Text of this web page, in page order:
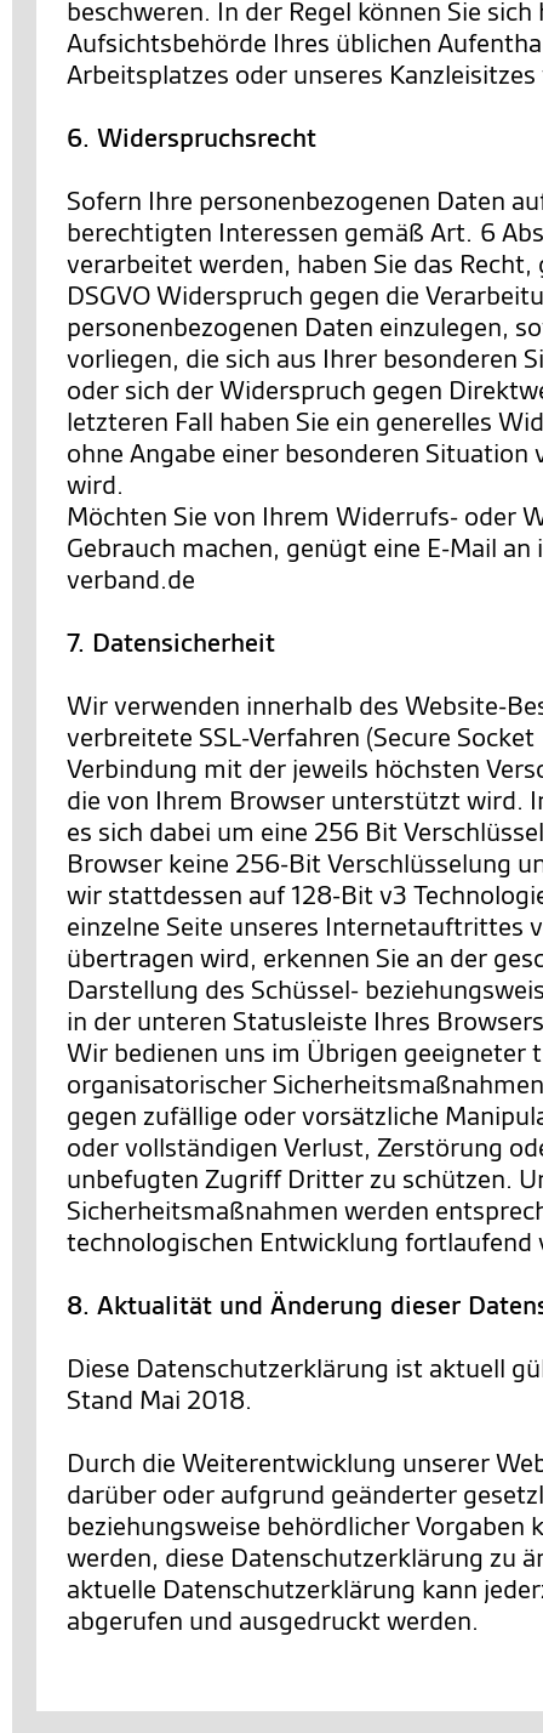
beschweren. In der Regel können Sie
Aufsichtsbehörde Ihres üblichen
Arbeitsplatzes oder unseres
6. Widerspruchsrecht
Sofern Ihre personenbezogenen Daten
berechtigten Interessen gemäß Art. 6
verarbeitet werden, haben Sie das Recht,
DSGVO Widerspruch gegen die
personenbezogenen Daten einzulegen,
vorliegen, die sich aus Ihrer besonderen
oder sich der Widerspruch gegen
letzteren Fall haben Sie ein generelles
ohne Angabe einer besonderen Situation
wird.
Möchten Sie von Ihrem Widerrufs- oder
Gebrauch machen, genügt eine E-Mail an
verband.de
7. Datensicherheit
Wir verwenden innerhalb des Website-
verbreitete SSL-Verfahren (Secure Socket
Verbindung mit der jeweils höchsten
die von Ihrem Browser unterstützt wird.
es sich dabei um eine 256 Bit
Browser keine 256-Bit Verschlüsselung
wir stattdessen auf 128-Bit v3
einzelne Seite unseres Internetauftrittes
übertragen wird, erkennen Sie an der
Darstellung des Schüssel-
in der unteren Statusleiste Ihres
Wir bedienen uns im Übrigen geeigneter
organisatorischer
gegen zufällige oder vorsätzliche
oder vollständigen Verlust, Zerstörung
unbefugten Zugriff Dritter zu schützen.
Sicherheitsmaßnahmen werden
technologischen Entwicklung fortlaufend
8. Aktualität und Änderung dieser
Diese Datenschutzerklärung ist aktuell
Stand Mai 2018.
Durch die Weiterentwicklung unserer
darüber oder aufgrund geänderter
beziehungsweise behördlicher Vorgaben
werden, diese Datenschutzerklärung zu
aktuelle Datenschutzerklärung kann
abgerufen und ausgedruckt werden.